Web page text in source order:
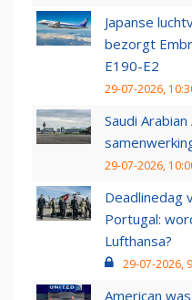
Japanse
bezorgt
E190-E2
29-07-2026,
Saudi
29-07-2026,
Deadlinedag
Portugal:
Lufthansa?
29-07-2026,
American